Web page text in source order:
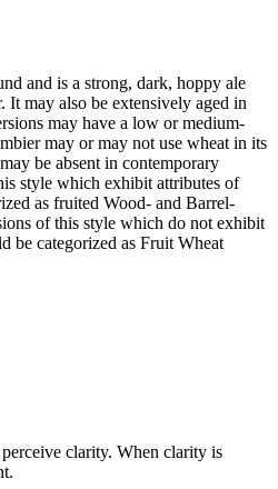
and is a strong, dark, hoppy ale
It may also be extensively aged in
may have a low or medium-
may or may not use wheat in its
be absent in contemporary
style which exhibit attributes of
as fruited Wood- and Barrel-
of this style which do not exhibit
be categorized as Fruit Wheat
clarity. When clarity is